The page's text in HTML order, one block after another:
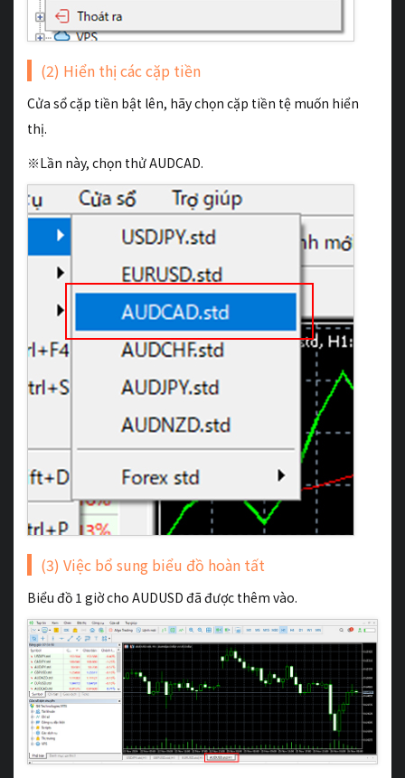
(2) Hiển thị các cặp tiền
Cửa sổ cặp tiền bật lên, hãy chọn cặp tiền tệ muốn hiển
thị.
※Lần này, chọn thử AUDCAD.
(3) Việc bổ sung biểu đồ hoàn tất
Biểu đồ 1 giờ cho AUDUSD đã được thêm vào.